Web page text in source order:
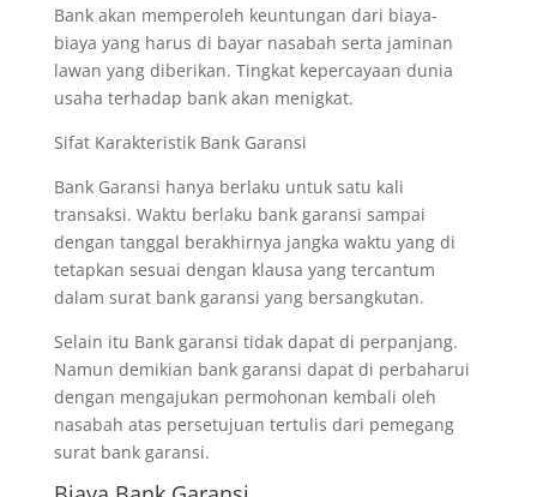
Bank akan memperoleh keuntungan dari biaya-
biaya yang harus di bayar nasabah serta jaminan
lawan yang diberikan. Tingkat kepercayaan dunia
usaha terhadap bank akan menigkat.
Sifat Karakteristik Bank Garansi
Bank Garansi hanya berlaku untuk satu kali
transaksi. Waktu berlaku bank garansi sampai
dengan tanggal berakhirnya jangka waktu yang di
tetapkan sesuai dengan klausa yang tercantum
dalam surat bank garansi yang bersangkutan.
Selain itu Bank garansi tidak dapat di perpanjang.
Namun demikian bank garansi dapat di perbaharui
dengan mengajukan permohonan kembali oleh
nasabah atas persetujuan tertulis dari pemegang
surat bank garansi.